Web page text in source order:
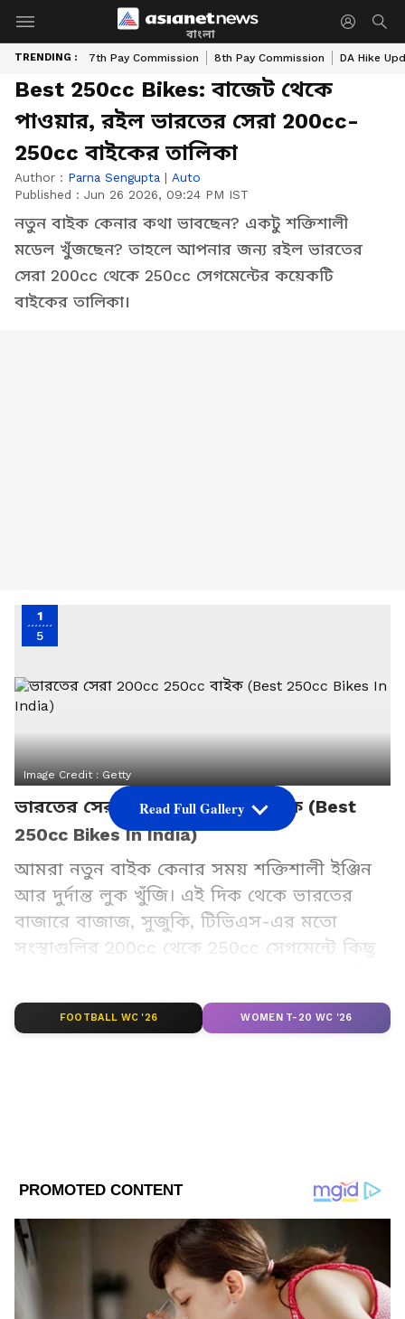
বাংলা
TRENDING : 7th Pay Commission 8th Pay Commission DA Hike
Best 250cc Bikes: বাজেট থেকে
পাওয়ার, রইল ভারতের সেরা 200cc-
250cc বাইকের তালিকা
Author : Parna Sengupta | Auto
Published : Jun 26 2026, 09:24 PM IST
নতুন বাইক কেনার কথা ভাবছেন? একটু শক্তিশালী
মডেল খুঁজছেন? তাহলে আপনার জন্য রইল ভারতের
সেরা 200cc থেকে 250cc সেগমেন্টের কয়েকটি
বাইকের তালিকা।
1
5
Image Credit :Getty
ভারতের সেরা 200cc - 250cc বাইক (Best
250cc Bikes In India)
আমরা নতুন বাইক কেনার সময় শক্তিশালী ইঞ্জিন
আর দুর্দান্ত লুক খুঁজি। এই দিক থেকে ভারতের
বাজারে বাজাজ, সুজুকি, টিভিএস-এর মতো
সংস্থাগুলির 200cc থেকে 250cc সেগমেন্টে কিছু
সম্পর্কে বিস্তারিত জেনে নেওয়া যাক।
Image Credit :Our Own
হিরো এক্সট্রিম ২৫০আর (Hero Xtreme 250R)
Read Full Gallery
FOOTBALL WC '26 WOMEN T-20 WC '26